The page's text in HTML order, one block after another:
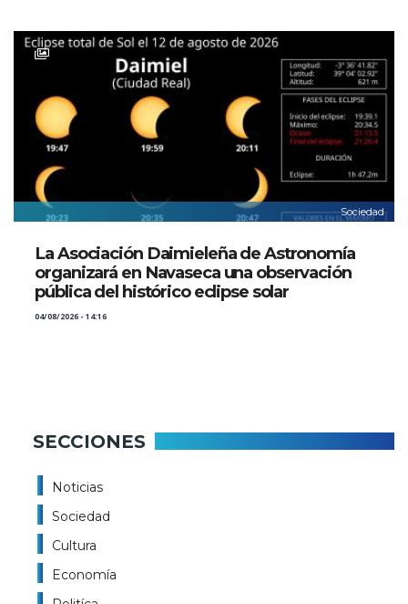
Sociedad
La Asociación Daimieleña de Astronomía
organizará en Navaseca una observación
pública del histórico eclipse solar
04/08/2026 - 14:16
SECCIONES
Noticias
Sociedad
Cultura
Economía